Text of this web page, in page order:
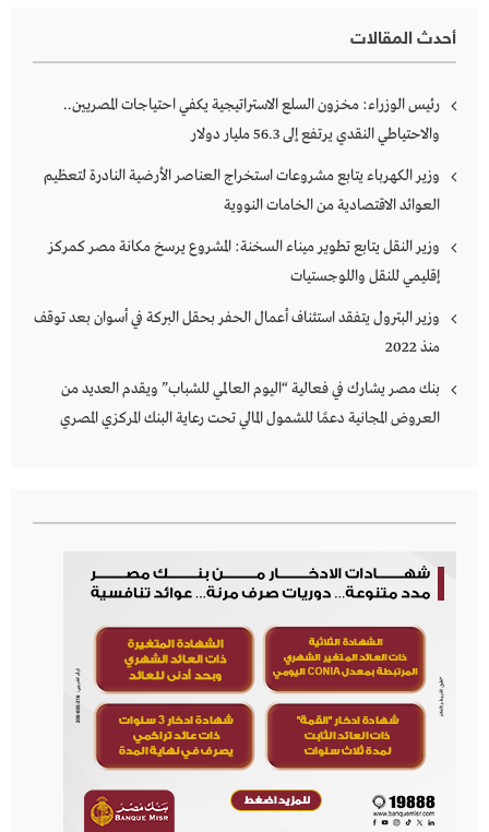
أحدث المقالات
رئيس الوزراء: مخزون السلع الاستراتيجية يكفي احتياجات المصريين..
والاحتياطي النقدي يرتفع إلى 56.3 مليار دولار
وزير الكهرباء يتابع مشروعات استخراج العناصر الأرضية النادرة لتعظيم
العوائد الاقتصادية من الخامات النووية
وزير النقل يتابع تطوير ميناء السخنة: المشروع يرسخ مكانة مصر كمركز
إقليمي للنقل واللوجستيات
وزير البترول يتفقد استئناف أعمال الحفر بحقل البركة في أسوان بعد توقف
منذ 2022
بنك مصر يشارك في فعالية “اليوم العالمي للشباب” ويقدم العديد من
العروض المجانية دعمًا للشمول المالي تحت رعاية البنك المركزي المصري